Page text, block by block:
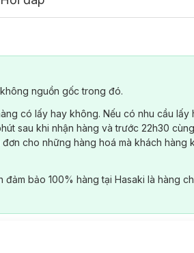
nguồn gốc trong đó.
có lấy hay không. Nếu có nhu cầu lấy
sau khi nhận hàng và trước 22h30
cho những hàng hoá mà khách hàng
bảo 100% hàng tại Hasaki là hàng